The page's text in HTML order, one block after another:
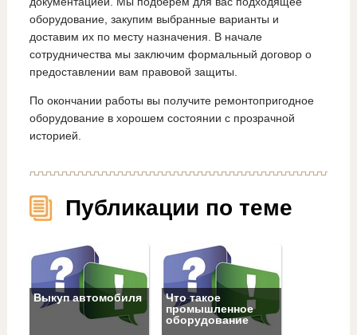
оборудование, закупим выбранные варианты и
доставим их по месту назначения. В начале
сотрудничества мы заключим формальный договор о
предоставлении вам правовой защиты.
По окончании работы вы получите ремонтопригодное
оборудование в хорошем состоянии с прозрачной
историей.
Публикации по теме
Выкуп автомобиля
Что такое
промышленное
оборудование